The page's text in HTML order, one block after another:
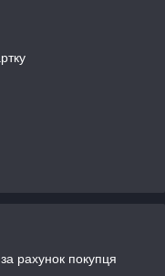
рахунок покупця